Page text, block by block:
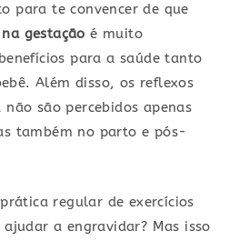
para te convencer de que
gestação é muito
para a saúde tanto
Além disso, os reflexos
são percebidos apenas
também no parto e pós-
regular de exercícios
a engravidar? Mas isso